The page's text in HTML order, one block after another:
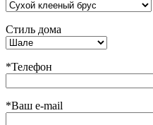
Стиль дома
*Телефон
*Ваш e-mail